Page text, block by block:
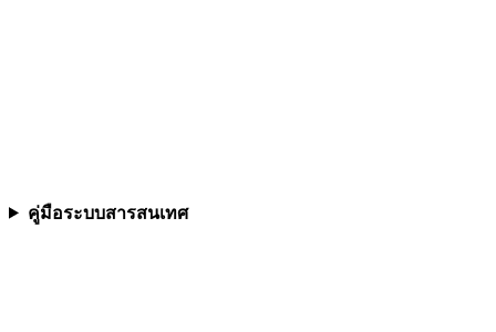
คู่มือระบบสารสนเทศ